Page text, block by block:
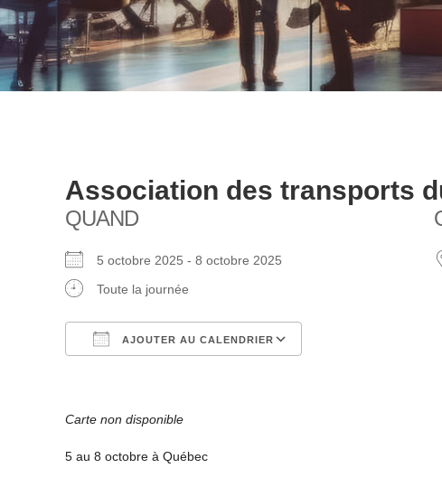
Association des transports
QUAND
5 octobre 2025 - 8 octobre 2025
Toute la journée
AJOUTER AU CALENDRIER
Carte non disponible
5 au 8 octobre à Québec